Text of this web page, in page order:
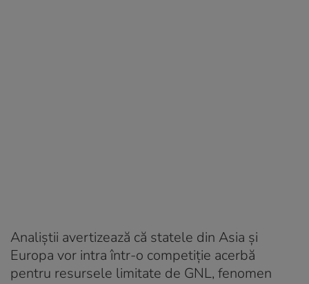
Analiștii avertizează că statele din Asia și
Europa vor intra într-o competiție acerbă
pentru resursele limitate de GNL, fenomen